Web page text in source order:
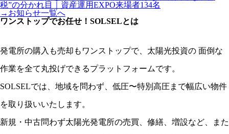
税”の分かれ目｜資産運用EXPO来場者134名
→お知らせ一覧へ
ワンストップでお任せ！ SOLSELとは
発電所の購入も売却もワンストップで、太陽光投資の 面倒な
作業を全て丸投げできるプラットフォームです。
SOLSELでは、地域を問わず、低圧〜特別高圧まで幅広い物件
を取り扱いいたします。
新規・中古問わず太陽光発電所の売買、修繕、増設など、また